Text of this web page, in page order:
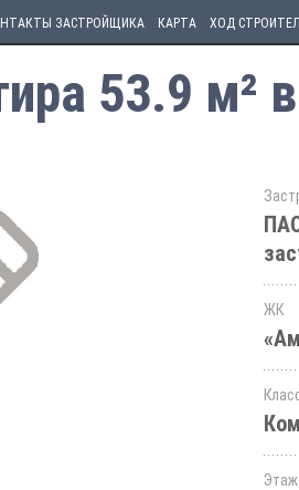
ЗАСТРОЙЩИКА КАРТА ХОД
53.9 м²
ЖК
Этаж